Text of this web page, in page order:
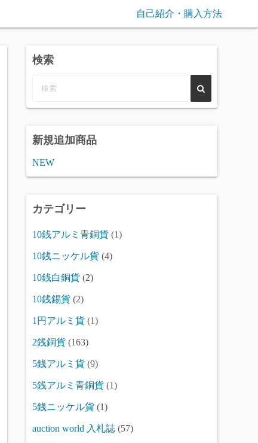
自己紹介・購入方法
検索
新規追加商品
NEW
カテゴリー
10銭アルミ青銅貨 (1)
10銭ニッケル貨 (4)
10銭白銅貨 (2)
10銭錫貨 (2)
1円アルミ貨 (1)
2銭銅貨 (163)
5銭アルミ貨 (9)
5銭アルミ青銅貨 (1)
5銭ニッケル貨 (1)
auction world 入札誌 (57)